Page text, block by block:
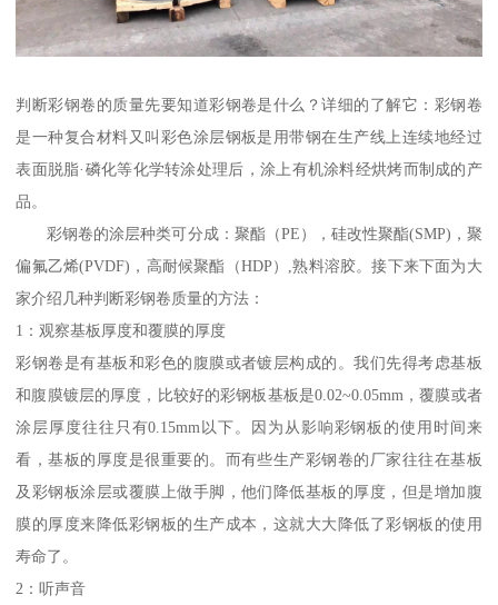
判断彩钢卷的质量先要知道彩钢卷是什么？详细的了解它：彩钢卷
是一种复合材料又叫彩色涂层钢板是用带钢在生产线上连续地经过
表面脱脂·磷化等化学转涂处理后，涂上有机涂料经烘烤而制成的产
品。
彩钢卷的涂层种类可分成：聚酯（PE），硅改性聚酯(SMP)，聚
偏氟乙烯(PVDF)，高耐候聚酯（HDP）,熟料溶胶。接下来下面为大
家介绍几种判断彩钢卷质量的方法：
1：观察基板厚度和覆膜的厚度
彩钢卷是有基板和彩色的腹膜或者镀层构成的。我们先得考虑基板
和腹膜镀层的厚度，比较好的彩钢板基板是0.02~0.05mm，覆膜或者
涂层厚度往往只有0.15mm以下。因为从影响彩钢板的使用时间来
看，基板的厚度是很重要的。而有些生产彩钢卷的厂家往往在基板
及彩钢板涂层或覆膜上做手脚，他们降低基板的厚度，但是增加腹
膜的厚度来降低彩钢板的生产成本，这就大大降低了彩钢板的使用
寿命了。
2：听声音